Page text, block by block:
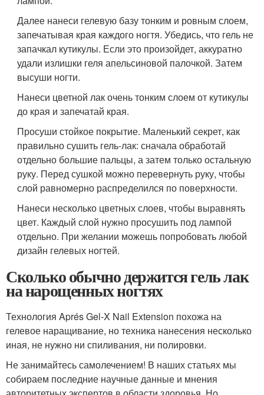
Далее нанеси гелевую базу тонким и ровным слоем,
запечатывая края каждого ногтя. Убедись, что гель не
запачкал кутикулы. Если это произойдет, аккуратно
удали излишки геля апельсиновой палочкой. Затем
высуши ногти.
Нанеси цветной лак очень тонким слоем от кутикулы
до края и запечатай края.
Просуши стойкое покрытие. Маленький секрет, как
правильно сушить гель-лак: сначала обработай
отдельно большие пальцы, а затем только остальную
руку. Перед сушкой можно перевернуть руку, чтобы
слой равномерно распределился по поверхности.
Нанеси несколько цветных слоев, чтобы выравнять
цвет. Каждый слой нужно просушить под лампой
отдельно. При желании можешь попробовать любой
дизайн гелевых ногтей.
Сколько обычно держится гель лак
на нарощенных ногтях
Технология Aprés Gel-X Nail Extension похожа на
гелевое наращивание, но техника нанесения несколько
иная, не нужно ни спиливания, ни полировки.
Не занимайтесь самолечением! В наших статьях мы
собираем последние научные данные и мнения